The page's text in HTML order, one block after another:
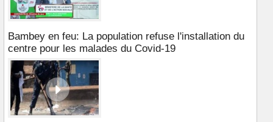
Bambey en feu: La population refuse l'installation du
centre pour les malades du Covid-19